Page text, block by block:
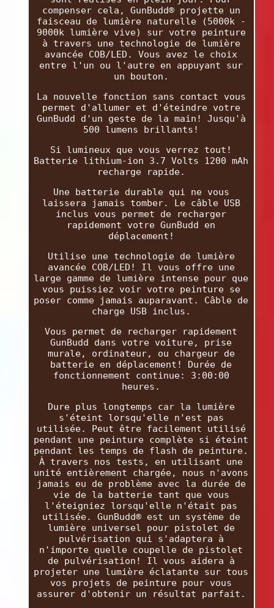
compenser cela, GunBudd® projette un
faisceau de lumière naturelle (5000k -
9000k lumière vive) sur votre peinture
à travers une technologie de lumière
avancée COB/LED. Vous avez le choix
entre l'un ou l'autre en appuyant sur
un bouton.
La nouvelle fonction sans contact vous
permet d'allumer et d'éteindre votre
GunBudd d'un geste de la main! Jusqu'à
500 lumens brillants!
Si lumineux que vous verrez tout!
Batterie lithium-ion 3.7 Volts 1200 mAh
recharge rapide.
Une batterie durable qui ne vous
laissera jamais tomber. Le câble USB
inclus vous permet de recharger
rapidement votre GunBudd en
déplacement!
Utilise une technologie de lumière
avancée COB/LED! Il vous offre une
large gamme de lumière intense pour que
vous puissiez voir votre peinture se
poser comme jamais auparavant. Câble de
charge USB inclus.
Vous permet de recharger rapidement
GunBudd dans votre voiture, prise
murale, ordinateur, ou chargeur de
batterie en déplacement! Durée de
fonctionnement continue: 3:00:00
heures.
Dure plus longtemps car la lumière
s'éteint lorsqu'elle n'est pas
utilisée. Peut être facilement utilisé
pendant une peinture complète si éteint
pendant les temps de flash de peinture.
À travers nos tests, en utilisant une
unité entièrement chargée, nous n'avons
jamais eu de problème avec la durée de
vie de la batterie tant que vous
l'éteigniez lorsqu'elle n'était pas
utilisée. GunBudd® est un système de
lumière universel pour pistolet de
pulvérisation qui s'adaptera à
n'importe quelle coupelle de pistolet
de pulvérisation! Il vous aidera à
projeter une lumière éclatante sur tous
vos projets de peinture pour vous
assurer d'obtenir un résultat parfait.